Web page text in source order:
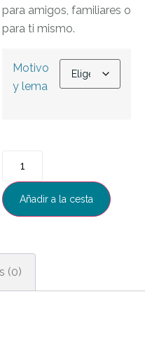
para amigos, familiares o
para ti mismo.
Motivo
y lema
Añadir a la cesta
(0)